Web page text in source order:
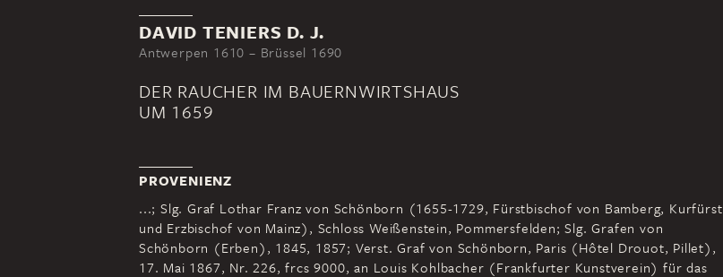
DAVID TENIERS D. J.
Antwerpen 1610 – Brüssel 1690
DER RAUCHER IM BAUERNWIRTSHAUS
UM 1659
PROVENIENZ
...; Slg. Graf Lothar Franz von Schönborn (1655-1729, Fürstbischof von Bamberg, Kurfürst
und Erzbischof von Mainz), Schloss Weißenstein, Pommersfelden; Slg. Grafen von
Schönborn (Erben), 1845, 1857; Verst. Graf von Schönborn, Paris (Hôtel Drouot, Pillet),
17. Mai 1867, Nr. 226, frcs 9000, an Louis Kohlbacher (Frankfurter Kunstverein) für das